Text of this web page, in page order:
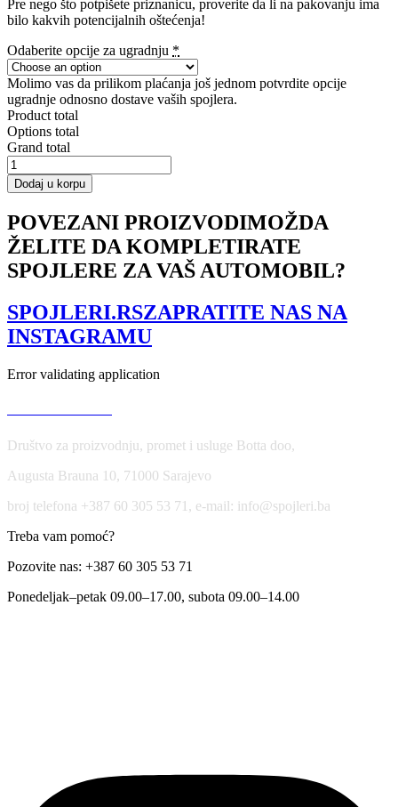
Pre nego što potpišete priznanicu, proverite da li na pakovanju ima
bilo kakvih potencijalnih oštećenja!
Odaberite opcije za ugradnju *
Molimo vas da prilikom plaćanja još jednom potvrdite opcije
ugradnje odnosno dostave vaših spojlera.
Product total
Options total
Grand total
SIDE
SKIRTS
DIFFUSERS
CORSA
D
OPC
/
količina
Dodaj u korpu
POVEZANI PROIZVODIMOŽDA
ŽELITE DA KOMPLETIRATE
SPOJLERE ZA VAŠ AUTOMOBIL?
SPOJLERI.RSZAPRATITE NAS NA
INSTAGRAMU
Error validating application
Društvo za proizvodnju, promet i usluge Botta doo,
Augusta Brauna 10, 71000 Sarajevo
broj telefona +387 60 305 53 71, e-mail: info@spojleri.ba
Treba vam pomoć?
Pozovite nas: +387 60 305 53 71
Ponedeljak–petak 09.00–17.00, subota 09.00–14.00